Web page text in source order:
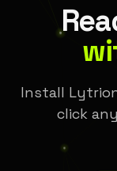
Install
click